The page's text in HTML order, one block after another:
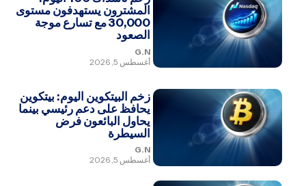
المشترون يستهدفون مستوى
30,000 مع تسارع موجة
الصعود
G.N
أغسطس 5, 2026
زخم البيتكوين اليوم: بيتكوين
يحافظ على دعم رئيسي بينما
يحاول البائعون فرض
السيطرة
G.N
أغسطس 5, 2026